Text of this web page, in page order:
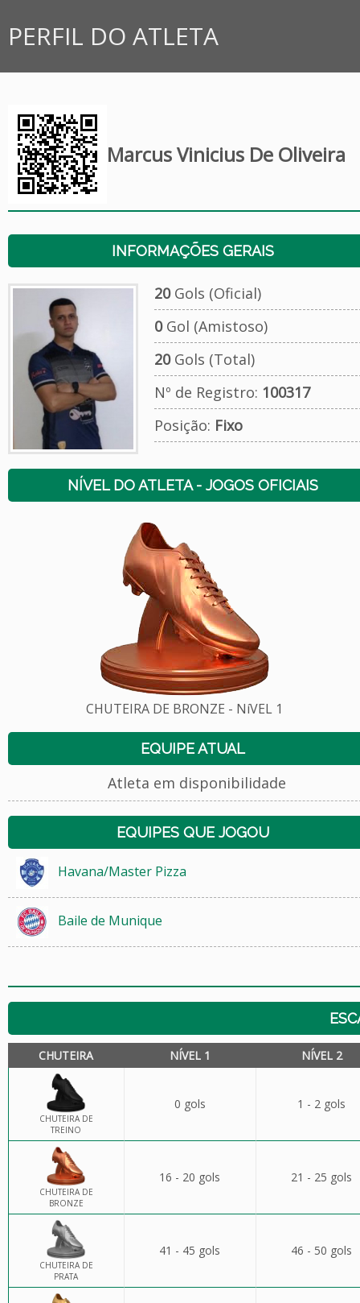
PERFIL DO ATLETA
Marcus Vinicius De Oliveira
INFORMAÇÕES GERAIS
20Gols (Oficial)
0Gol (Amistoso)
20Gols (Total)
Nº de Registro: 100317
Posição: Fixo
NÍVEL DO ATLETA - JOGOS OFICIAIS
CHUTEIRA DE BRONZE - NíVEL 1
EQUIPE ATUAL
Atleta em disponibilidade
EQUIPES QUE JOGOU
Havana/Master Pizza
Baile de Munique
CHUTEIRA NÍVEL 1 NÍVEL 2
CHUTEIRA DE
TREINO
0 gols 1 - 2 gols
CHUTEIRA DE
BRONZE
16 - 20 gols 21 - 25 gols
CHUTEIRA DE
PRATA
41 - 45 gols 46 - 50 gols